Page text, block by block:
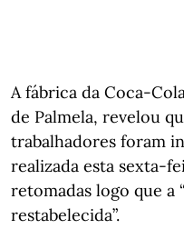
A fábrica da Coca-
de Palmela, revelou
trabalhadores foram
realizada esta sexta-
retomadas logo que a
restabelecida”.